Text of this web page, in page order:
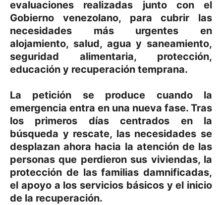
evaluaciones realizadas junto con el
Gobierno venezolano, para cubrir las
necesidades más urgentes en
alojamiento, salud, agua y saneamiento,
seguridad alimentaria, protección,
educación y recuperación temprana.
La petición se produce cuando la
emergencia entra en una nueva fase. Tras
los primeros días centrados en la
búsqueda y rescate, las necesidades se
desplazan ahora hacia la atención de las
personas que perdieron sus viviendas, la
protección de las familias damnificadas,
el apoyo a los servicios básicos y el inicio
de la recuperación.